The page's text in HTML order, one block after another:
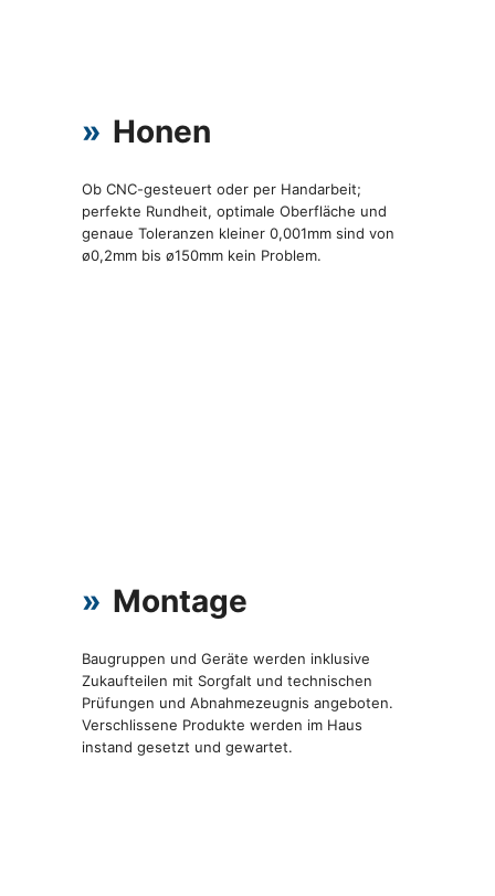
» Honen
Ob CNC-gesteuert oder per Handarbeit;
perfekte Rundheit, optimale Oberfläche und
genaue Toleranzen kleiner 0,001mm sind von
ø0,2mm bis ø150mm kein Problem.
» Montage
Baugruppen und Geräte werden inklusive
Zukaufteilen mit Sorgfalt und technischen
Prüfungen und Abnahmezeugnis angeboten.
Verschlissene Produkte werden im Haus
instand gesetzt und gewartet.